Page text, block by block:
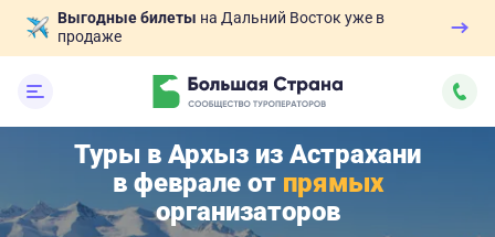
Выгодные билеты на Дальний Восток уже в
продаже
Туры в Архыз из Астрахани
в феврале от прямых
организаторов